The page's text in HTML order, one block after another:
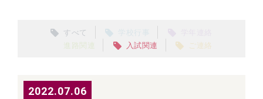
すべて 学校行事
進路関連
入試関連 ご連絡
2022.07.06